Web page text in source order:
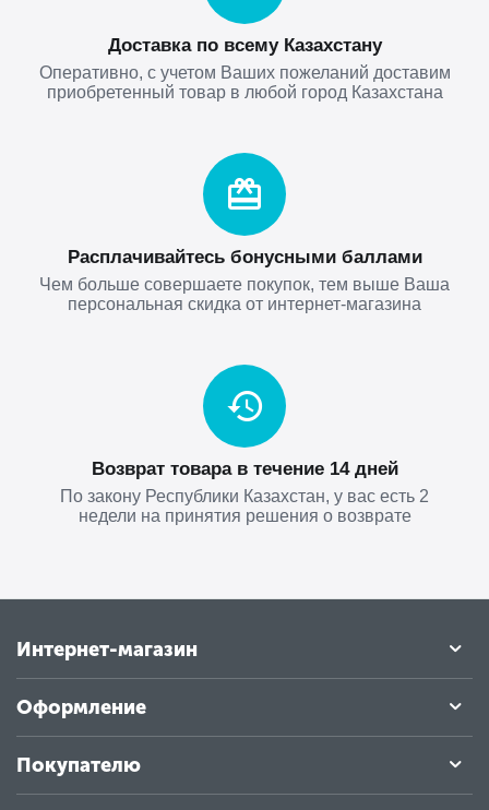
Доставка по всему Казахстану
Оперативно, с учетом Ваших пожеланий доставим
приобретенный товар в любой город Казахстана
Расплачивайтесь бонусными баллами
Чем больше совершаете покупок, тем выше Ваша
персональная скидка от интернет-магазина
Возврат товара в течение 14 дней
По закону Республики Казахстан, у вас есть 2
недели на принятия решения о возврате
Интернет-магазин
Оформление
Покупателю